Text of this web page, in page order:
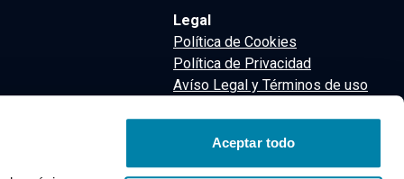
Aceptar todo
Legal
Política de Cookies
Política de Privacidad
Avíso Legal y Términos de uso